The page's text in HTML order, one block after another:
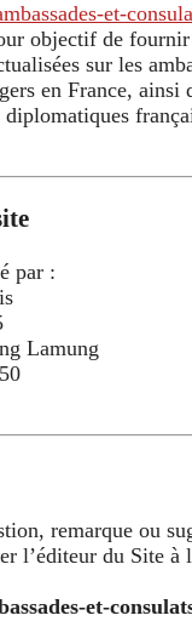
et-
objectif de fournir
sur les
en France, ainsi
diplomatiques
par :
Lamung
remarque ou
l’éditeur du Site à
et-